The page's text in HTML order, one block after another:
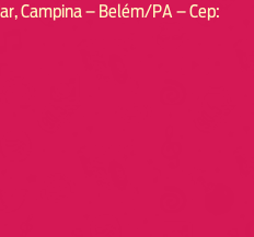
Campina – Belém/PA – Cep: